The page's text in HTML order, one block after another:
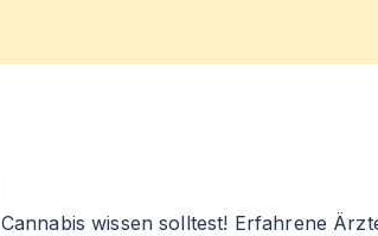
wissen solltest! Erfahrene